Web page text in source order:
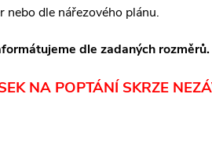
nebo dle nářezového plánu.
dle zadaných
NA POPTÁNÍ SKRZE